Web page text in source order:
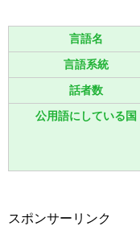
言語名
言語系統
話者数
公用語にしている国
スポンサーリンク